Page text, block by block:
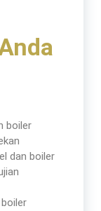
boiler
dan boiler